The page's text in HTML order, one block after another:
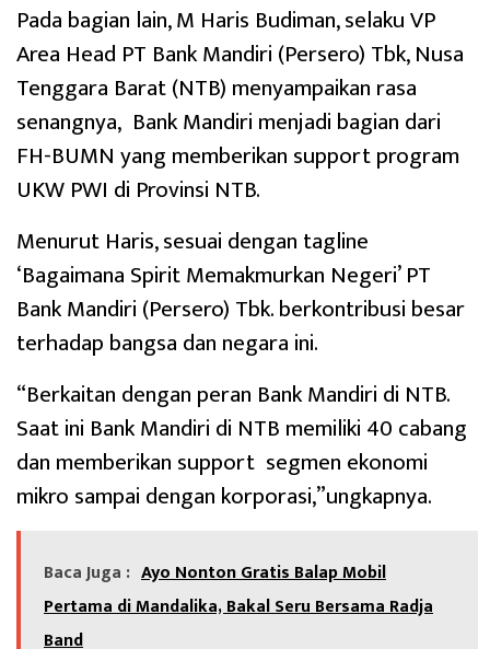
Pada bagian lain, M Haris Budiman, selaku VP
Area Head PT Bank Mandiri (Persero) Tbk, Nusa
Tenggara Barat (NTB) menyampaikan rasa
senangnya, Bank Mandiri menjadi bagian dari
FH-BUMN yang memberikan support program
UKW PWI di Provinsi NTB.
Menurut Haris, sesuai dengan tagline
‘Bagaimana Spirit Memakmurkan Negeri’ PT
Bank Mandiri (Persero) Tbk. berkontribusi besar
terhadap bangsa dan negara ini.
“Berkaitan dengan peran Bank Mandiri di NTB.
Saat ini Bank Mandiri di NTB memiliki 40 cabang
dan memberikan support segmen ekonomi
mikro sampai dengan korporasi,”ungkapnya.
Baca Juga : Ayo Nonton Gratis Balap Mobil
Pertama di Mandalika, Bakal Seru Bersama Radja
Band